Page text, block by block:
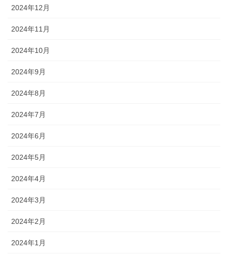
2024年12月
2024年11月
2024年10月
2024年9月
2024年8月
2024年7月
2024年6月
2024年5月
2024年4月
2024年3月
2024年2月
2024年1月